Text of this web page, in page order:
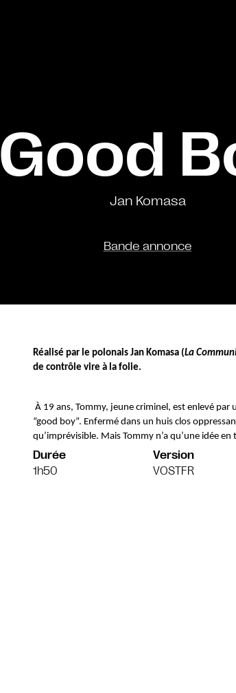
Good
Jan Komasa
Bande annonce
Réalisé par le polonais Jan Komasa (La
de contrôle vire à la folie.
“good boy”. Enfermé dans un huis clos
qu’imprévisible. Mais Tommy n’a qu’une idée en
Durée
1h50
Version
VOSTFR